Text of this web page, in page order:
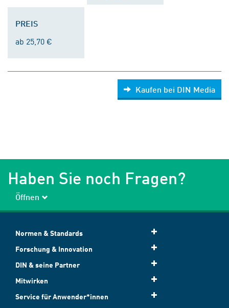
PREIS
ab 25,70 €
Kaufen bei DIN Media
Haben Sie noch Fragen?
Öffnen
Normen & Standards
Forschung & Innovation
DIN & seine Partner
Mitwirken
Service für Anwender*innen